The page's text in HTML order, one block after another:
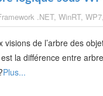
.NET, WinRT, WP7,
de l’arbre des
la différence entre
Plus...